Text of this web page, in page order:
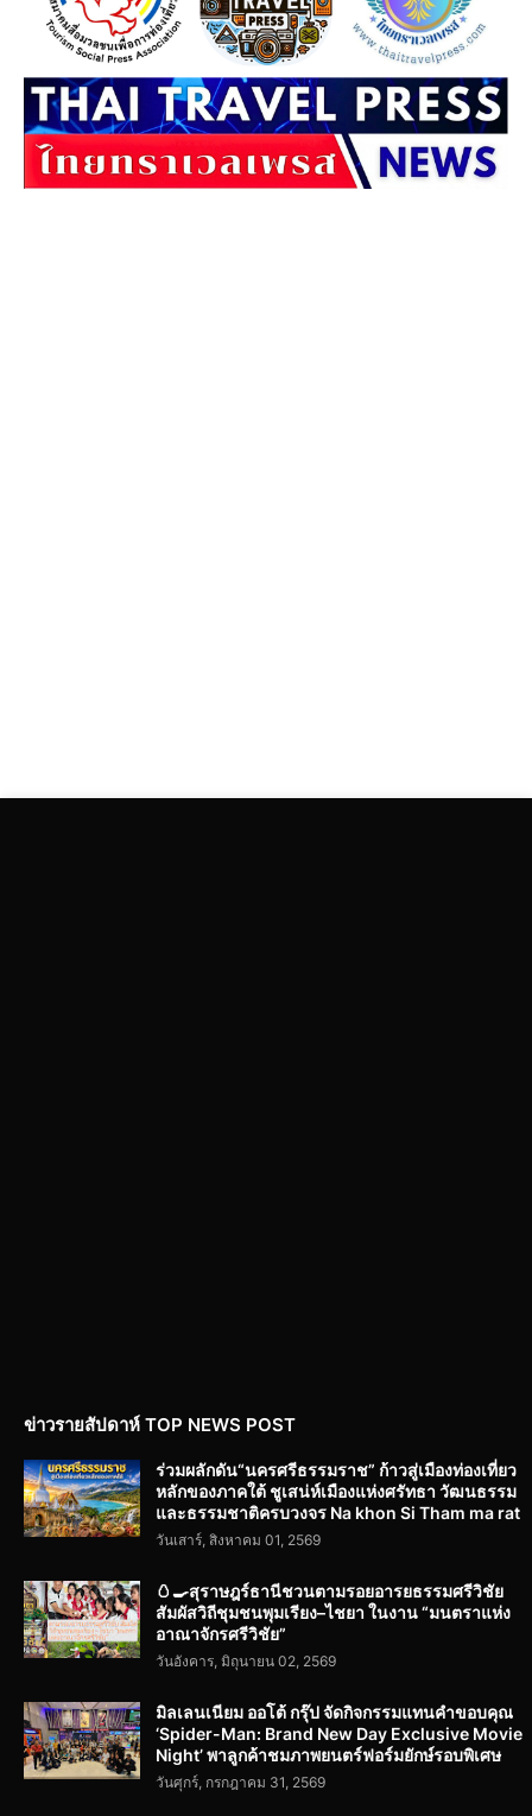
ข่าวรายสัปดาห์ TOP NEWS POST
ร่วมผลักดัน“นครศรีธรรมราช” ก้าวสู่เมืองท่องเที่ยว
หลักของภาคใต้ ชูเสน่ห์เมืองแห่งศรัทธา วัฒนธรรม
และธรรมชาติครบวงจร Na khon Si Tham ma rat
วันเสาร์, สิงหาคม 01, 2569
🥚🍳สุราษฎร์ธานีชวนตามรอยอารยธรรมศรีวิชัย
สัมผัสวิถีชุมชนพุมเรียง–ไชยา ในงาน “มนตราแห่ง
อาณาจักรศรีวิชัย”
วันอังคาร, มิถุนายน 02, 2569
มิลเลนเนียม ออโต้ กรุ๊ป จัดกิจกรรมแทนคำขอบคุณ
‘Spider-Man: Brand New Day Exclusive Movie
Night’ พาลูกค้าชมภาพยนตร์ฟอร์มยักษ์รอบพิเศษ
วันศุกร์, กรกฎาคม 31, 2569